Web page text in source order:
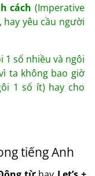
cách (Imperative
yêu cầu người
1 số nhiều và ngôi
ta không bao giờ
1 số ít) hay cho
tiếng Anh